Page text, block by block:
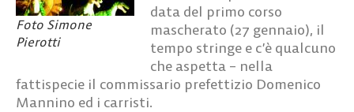
Foto Simone
Pierotti
data del primo corso
mascherato (27 gennaio), il
tempo stringe e c’è qualcuno
che aspetta – nella
fattispecie il commissario prefettizio Domenico
Mannino ed i carristi.